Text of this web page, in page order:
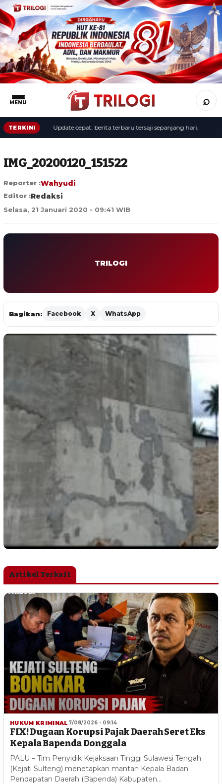
MENU ⌕
TERKINI Update cepat: berita terbaru tersaji sepanjang hari.
IMG_20200120_151522
Reporter :Wahyudi
Editor :Redaksi
Selasa, 21 Januari 2020 - 09:41 WIB
TRILOGI
Bagikan: Facebook X WhatsApp
Artikel Terkait
HUKUM KRIMINAL 7/08/2026 - 09:14
FIX! Dugaan Korupsi Pajak Daerah Seret Eks
Kepala Bapenda Donggala
PALU – Tim Penyidik Kejaksaan Tinggi Sulawesi Tengah
(Kejati Sulteng) menetapkan mantan Kepala Badan
Pendapatan Daerah (Bapenda) Kabupaten…